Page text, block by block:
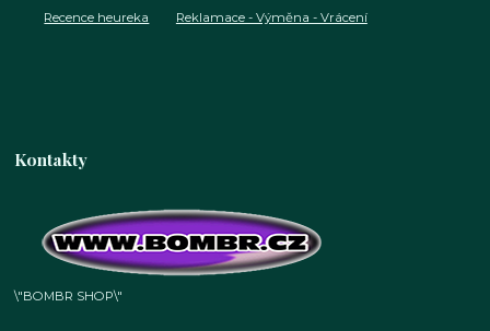
Recence heureka Reklamace - Výměna - Vrácení
Kontakty
\"BOMBR SHOP\"